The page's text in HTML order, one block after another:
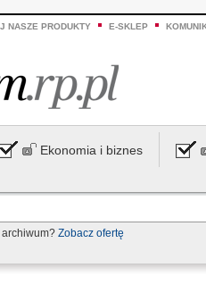
NASZE PRODUKTY E-SKLEP
Ekonomia i biznes
Zobacz ofertę